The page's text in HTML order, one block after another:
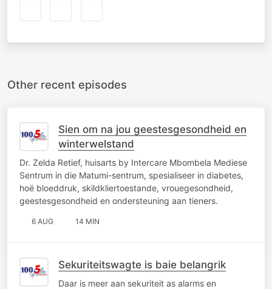
Other recent episodes
Sien om na jou geestesgesondheid en
winterwelstand
Dr. Zelda Retief, huisarts by Intercare Mbombela Mediese
Sentrum in die Matumi-sentrum, spesialiseer in diabetes,
hoë bloeddruk, skildkliertoestande, vrouegesondheid,
geestesgesondheid en ondersteuning aan tieners.
6 AUG 14 MIN
Sekuriteitswagte is baie belangrik
Daar is meer aan sekuriteit as alarms en